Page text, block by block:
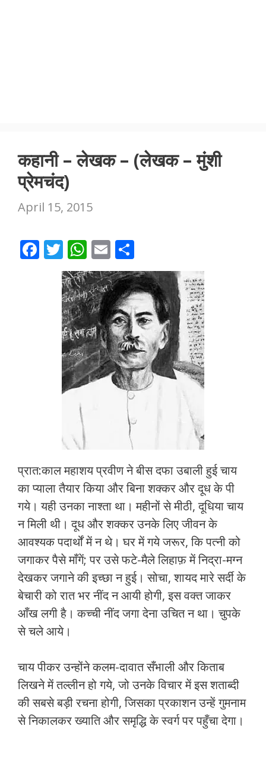
कहानी – लेखक – (लेखक – मुंशी
प्रेमचंद)
April 15, 2015
F T
w
itt
er
W
h
at
s
A
p
p
E
m
ai
l
h
ar
e
प्रात:काल महाशय प्रवीण ने बीस दफा उबाली हुई चाय
का प्याला तैयार किया और बिना शक्कर और दूध के पी
गये। यही उनका नाश्ता था। महीनों से मीठी, दूधिया चाय
न मिली थी। दूध और शक्कर उनके लिए जीवन के
आवश्यक पदार्थों में न थे। घर में गये जरूर, कि पत्नी को
जगाकर पैसे माँगें; पर उसे फटे-मैले लिहाफ़ में निद्रा-मग्न
देखकर जगाने की इच्छा न हुई। सोचा, शायद मारे सर्दी के
बेचारी को रात भर नींद न आयी होगी, इस वक्त जाकर
आँख लगी है। कच्ची नींद जगा देना उचित न था। चुपके
से चले आये।
चाय पीकर उन्होंने कलम-दावात सँभाली और किताब
लिखने में तल्लीन हो गये, जो उनके विचार में इस शताब्दी
की सबसे बड़ी रचना होगी, जिसका प्रकाशन उन्हें गुमनाम
से निकालकर ख्याति और समृद्धि के स्वर्ग पर पहुँचा देगा।